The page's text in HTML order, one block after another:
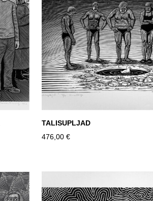
TALISUPLJAD
476,00 €